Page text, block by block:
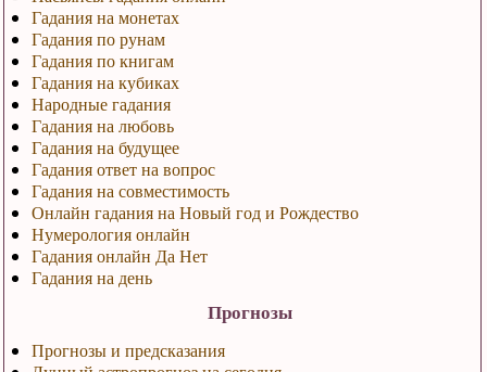
Гадания на монетах
Гадания по рунам
Гадания по книгам
Гадания на кубиках
Народные гадания
Гадания на любовь
Гадания на будущее
Гадания ответ на вопрос
Гадания на совместимость
Онлайн гадания на Новый год и Рождество
Нумерология онлайн
Гадания онлайн Да Нет
Гадания на день
Прогнозы
Прогнозы и предсказания